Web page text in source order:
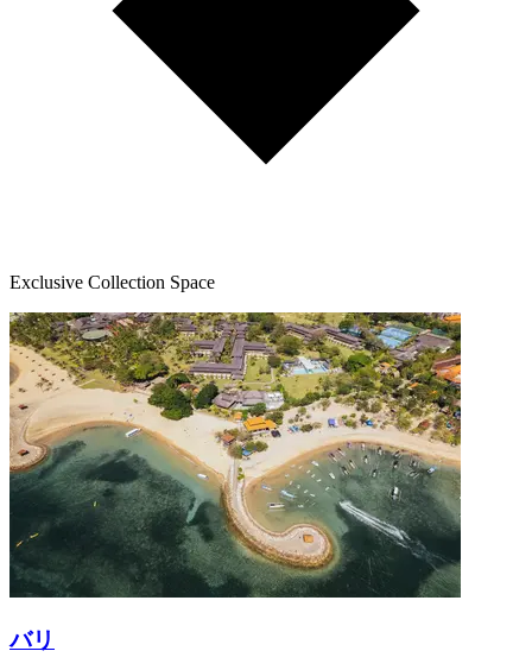
Exclusive Collection Space
バリ